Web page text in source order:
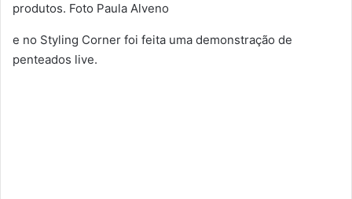
produtos. Foto Paula Alveno
e no Styling Corner foi feita uma demonstração de
penteados live.